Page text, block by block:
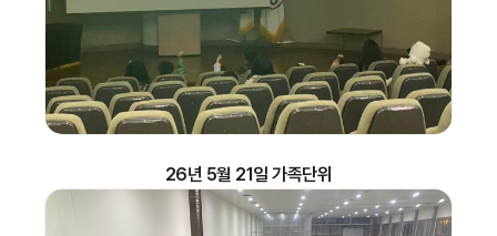
26년 5월 21일 가족단위